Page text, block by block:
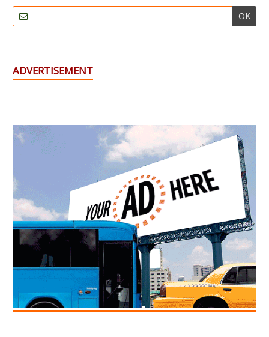
OK
ADVERTISEMENT